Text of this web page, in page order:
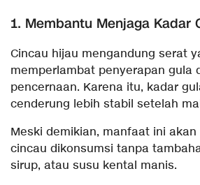
1. Membantu Menjaga Kadar
Cincau hijau mengandung serat
memperlambat penyerapan gula
pencernaan. Karena itu, kadar
cenderung lebih stabil setelah
Meski demikian, manfaat ini
cincau dikonsumsi tanpa
sirup, atau susu kental manis.